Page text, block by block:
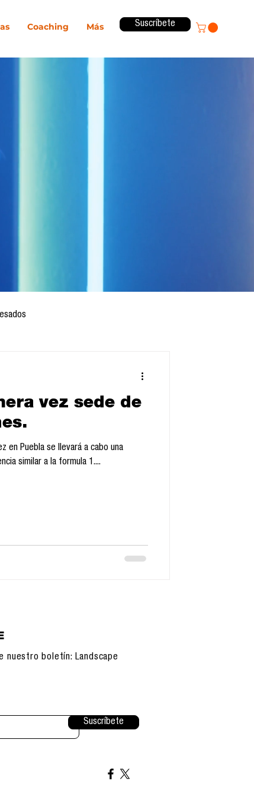
Coaching Más Suscríbete
Cursos
vez sede de
similar a la formula 1....
nuestro boletín: Landscape
Suscríbete